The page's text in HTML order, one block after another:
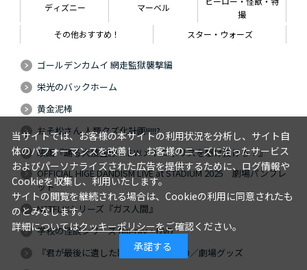
ディズニー マーベル
撮
その他おすすめ！
スター・ウォーズ
ゴールデンカムイ 網走監獄襲撃編
栄光のバックホーム
黄金泥棒
おそ松さん 人類クズ化計画!!!!!?
映画『踊る大捜査線 N.E.W.メトロポリスを駆け抜けろ！』
OFFICIAL HIGE DANDISM LIVE at STADIUM 2025 劇場パンフレ
ット
NETFLIXシリーズ『ガス人間』
学校の怪談シリーズ Blu-ray・DVD
『君が最後に遺した歌』Blu-ray・DVD／劇場グッズ
当サイトでは、お客様の本サイトの利用状況を分析し、サイト自
体のパフォーマンスを改善し、お客様のニーズに沿ったサービス
およびパーソナライズされた広告を提供するために、ログ情報や
Cookieを収集し、利用いたします。
サイトの閲覧を継続される場合は、Cookieの利用に同意されたも
のとみなします。
詳細についてはクッキーポリシーをご確認ください。
承諾する